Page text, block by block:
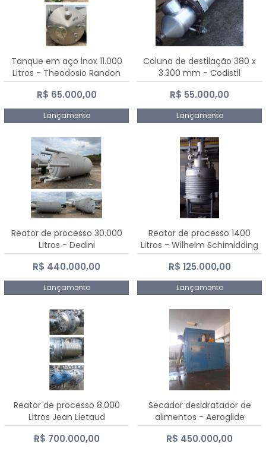
Tanque em aço inox 11.000
Litros - Theodosio Randon
R$ 65.000,00
Lançamento
Coluna de destilação 380 x
3.300 mm - Codistil
R$ 55.000,00
Lançamento
Reator de processo 30.000
Litros - Dedini
R$ 440.000,00
Lançamento
Reator de processo 1400
Litros - Wilhelm Schimidding
R$ 125.000,00
Lançamento
Reator de processo 8.000
Litros Jean Lietaud
R$ 700.000,00
Secador desidratador de
alimentos - Aeroglide
R$ 450.000,00